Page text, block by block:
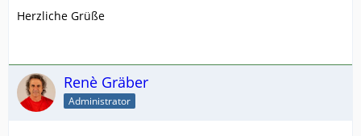
Herzliche Grüße
Renè Gräber
Administrator